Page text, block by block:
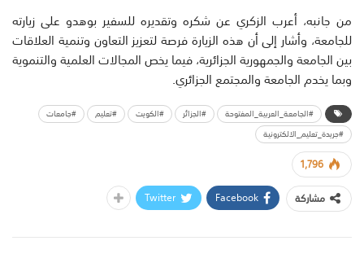
من جانبه، أعرب الزكري عن شكره وتقديره للسفير بوهدو على زيارته
للجامعة، وأشار إلى أن هذه الزيارة فرصة لتعزيز التعاون وتنمية العلاقات
بين الجامعة والجمهورية الجزائرية، فيما يخص المجالات العلمية والتنموية
وبما يخدم الجامعة والمجتمع الجزائري.
#الجامعة_العربية_المفتوحة #الجزائر #الكويت #تعليم
#جامعات
#جريدة_تعليم_الالكترونية
1,796
مشاركة
Facebook
Twitter